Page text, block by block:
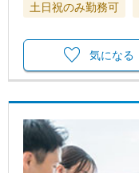
土日祝のみ勤務可
気になる